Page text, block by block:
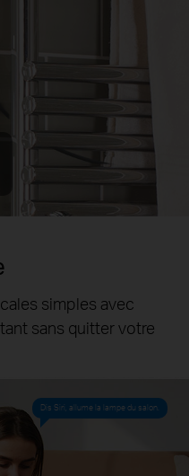
simples avec
sans quitter votre
Dis Siri, allume la lampe du salon.